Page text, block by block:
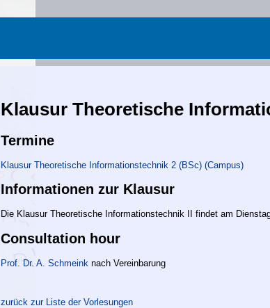
Klausur Theoretische
Termine
Klausur Theoretische Informationstechnik 2 (BSc) (Campus)
Informationen zur Klausur
Die Klausur Theoretische Informationstechnik II findet am
Consultation hour
Prof. Dr. A. Schmeink nach Vereinbarung
zurück zur Liste der Vorlesungen